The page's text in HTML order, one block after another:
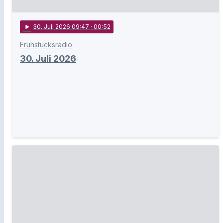
play_arrow 30. Juli 2026 09:47 · 00:52
Frühstücksradio
30. Juli 2026